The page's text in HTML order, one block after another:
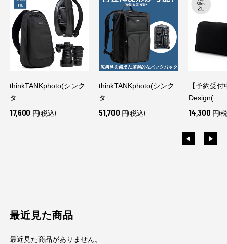
thinkTANKphoto(シンク
タ...
17,600 円(税込)
thinkTANKphoto(シンク
タ...
51,700 円(税込)
【予約受
Design(...
14,300 円(
最近見た商品
最近見た商品がありません。